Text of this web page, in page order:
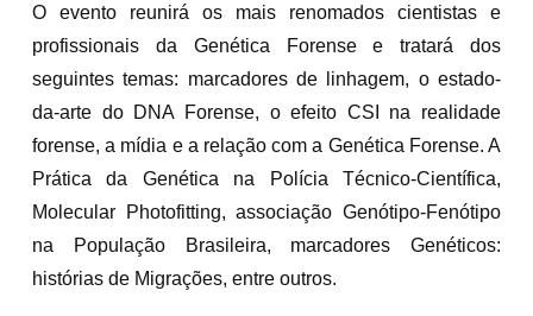
O evento reunirá os mais renomados cientistas e
profissionais da Genética Forense e tratará dos
seguintes temas: marcadores de linhagem, o estado-
da-arte do DNA Forense, o efeito CSI na realidade
forense, a mídia e a relação com a Genética Forense. A
Prática da Genética na Polícia Técnico-Científica,
Molecular Photofitting, associação Genótipo-Fenótipo
na População Brasileira, marcadores Genéticos:
histórias de Migrações, entre outros.